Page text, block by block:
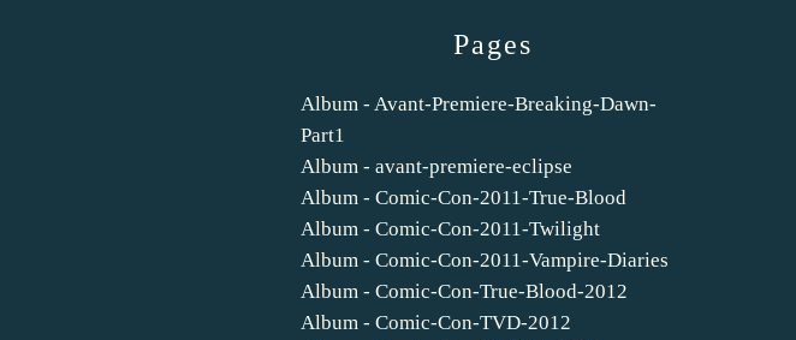
Pages
Album - Avant-Premiere-Breaking-Dawn-
Part1
Album - avant-premiere-eclipse
Album - Comic-Con-2011-True-Blood
Album - Comic-Con-2011-Twilight
Album - Comic-Con-2011-Vampire-Diaries
Album - Comic-Con-True-Blood-2012
Album - Comic-Con-TVD-2012